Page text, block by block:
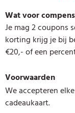
Wat voor
Je mag 2 coupons
korting krijg je bij
€20,- of een
Voorwaarden
We accepteren
cadeaukaart.